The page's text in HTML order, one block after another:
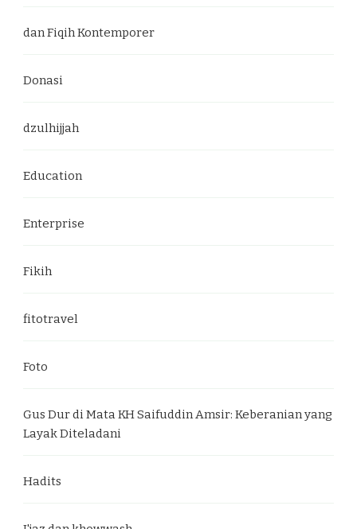
dan Fiqih Kontemporer
Donasi
dzulhijjah
Education
Enterprise
Fikih
fitotravel
Foto
Gus Dur di Mata KH Saifuddin Amsir: Keberanian yang
Layak Diteladani
Hadits